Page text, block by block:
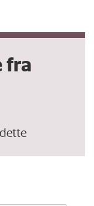
fra
ros eller